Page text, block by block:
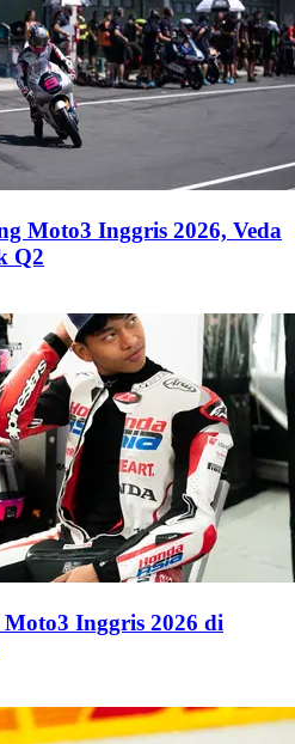
Moto3 Inggris 2026, Veda
Q2
Inggris 2026 di